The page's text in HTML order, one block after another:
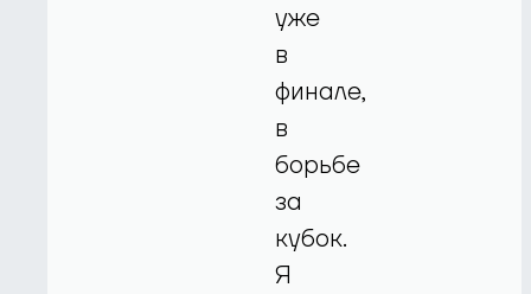
уже
в
финале,
в
борьбе
за
кубок.
Я